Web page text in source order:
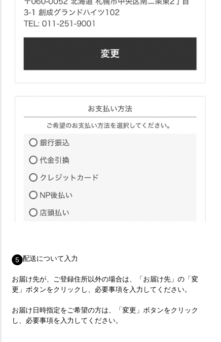
5 配送について入力
お届け先が、ご登録住所以外の場合は、「お届け先」の「変
更」ボタンをクリックし、必要事項を入力してください。
お届け日時指定をご希望の方は、「変更」ボタンをクリック
し、必要事項を入力してください。